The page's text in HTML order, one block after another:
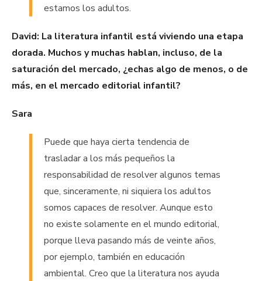
estamos los adultos.
David: La literatura infantil está viviendo una etapa
dorada. Muchos y muchas hablan, incluso, de la
saturación del mercado, ¿echas algo de menos, o de
más, en el mercado editorial infantil?
Sara
Puede que haya cierta tendencia de
trasladar a los más pequeños la
responsabilidad de resolver algunos temas
que, sinceramente, ni siquiera los adultos
somos capaces de resolver. Aunque esto
no existe solamente en el mundo editorial,
porque lleva pasando más de veinte años,
por ejemplo, también en educación
ambiental. Creo que la literatura nos ayuda